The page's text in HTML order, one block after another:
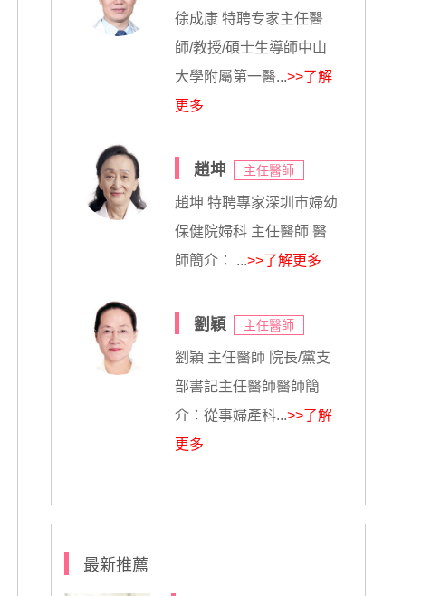
徐成康 特聘专家主任醫
師/教授/碩士生導師中山
大學附屬第一醫...>>了解
更多
趙坤 主任醫師
趙坤 特聘專家深圳市婦幼
保健院婦科 主任醫師 醫
師簡介： ...>>了解更多
劉穎 主任醫師
劉穎 主任醫師 院長/黨支
部書記主任醫師醫師簡
介：從事婦產科...>>了解
更多
最新推薦